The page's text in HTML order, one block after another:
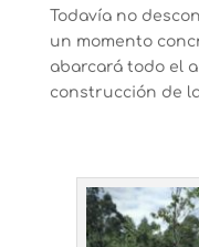
Todavía no
un momento
abarcará todo el
construcción de